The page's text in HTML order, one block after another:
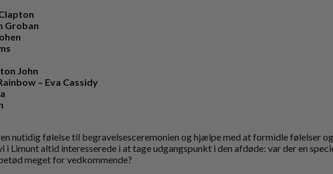
Groban
John
– Eva Cassidy
en nutidig følelse til begravelsesceremonien og hjælpe med at formidle følelser
i Limunt altid interesserede i at tage udgangspunkt i den afdøde: var der en
meget for vedkommende?